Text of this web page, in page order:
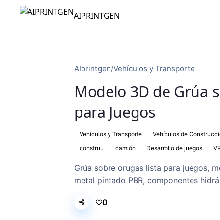
AIPRINTGEN
AIprintgen/Vehículos y Transporte
Modelo 3D de Grúa
para Juegos
Vehículos y Transporte
Vehículos de
constru...
camión Desarrollo de juegos
Grúa sobre orugas lista para juegos,
metal pintado PBR, componentes
0